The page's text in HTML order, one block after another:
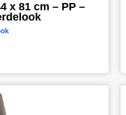
x 81 cm – PP –